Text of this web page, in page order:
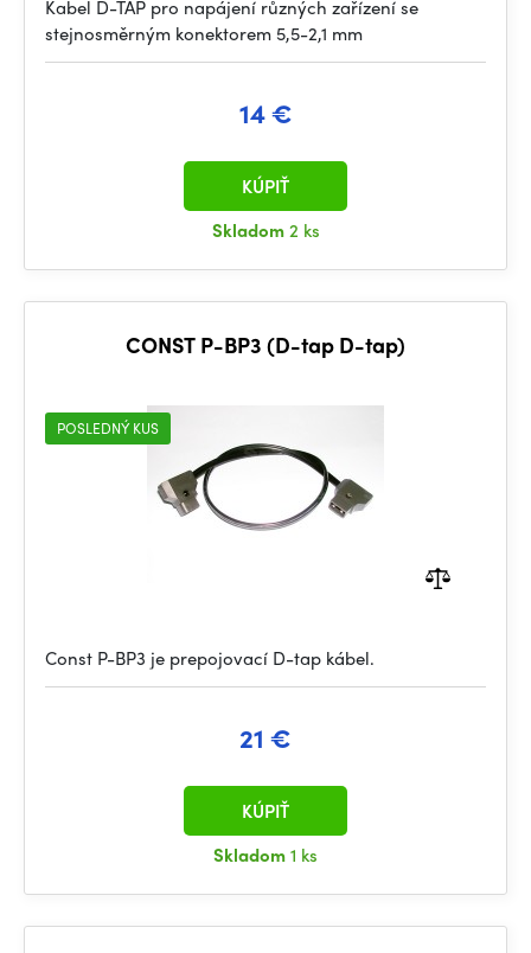
Kabel D-TAP pro napájení různých zařízení se
stejnosměrným konektorem 5,5-2,1 mm
14 €
Skladom2 ks
KÚPIŤ
CONST P-BP3 (D-tap D-tap)
POSLEDNÝ KUS
Const P-BP3 je prepojovací D-tap kábel.
21 €
Skladom1 ks
KÚPIŤ